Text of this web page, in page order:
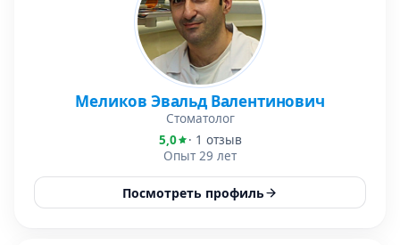
Меликов Эвальд Валентинович
Стоматолог
5,0
· 1 отзыв
Опыт 29 лет
Посмотреть профиль